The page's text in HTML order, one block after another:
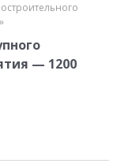
— 1200